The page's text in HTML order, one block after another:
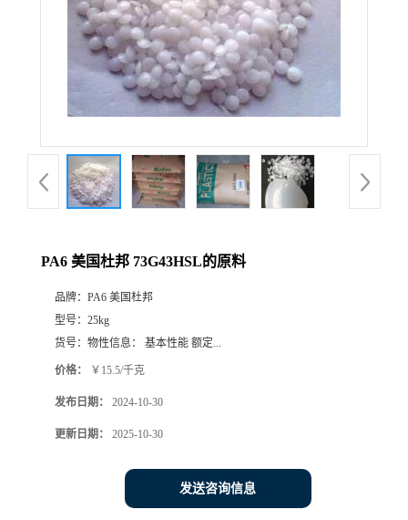
PA6 美国杜邦 73G43HSL的原料
品牌： PA6 美国杜邦
型号： 25kg
货号： 物性信息： 基本性能 额定...
价格： ￥15.5/千克
发布日期： 2024-10-30
更新日期： 2025-10-30
发送咨询信息